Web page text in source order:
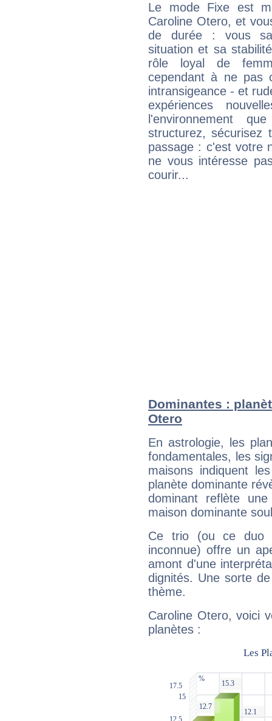
Le mode Fixe est
Caroline Otero, et
de durée : vous
situation et sa
rôle loyal de
cependant à ne pas
intransigeance - et
expériences
l'environnement
structurez, sécurisez
passage : c'est votre
ne vous intéresse
courir...
Dominantes :
Otero
En astrologie, les
fondamentales, les
maisons indiquent
planète dominante
dominant reflète
maison dominante
Ce trio (ou ce duo
inconnue) offre un
amont d'une
dignités. Une sorte
thème.
Caroline Otero, voici
planètes :